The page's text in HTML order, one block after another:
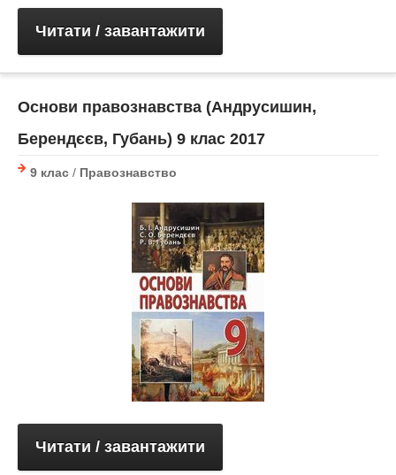
Читати / завантажити
Основи правознавства (Андрусишин,
Берендєєв, Губань) 9 клас 2017
9 клас / Правознавство
Читати / завантажити